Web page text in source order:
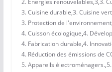
3. Cuisine durable,3. Cuisine
3. Protection de l'environnement,
4. Cuisson écologique,4.
4. Fabrication durable,4.
4. Réduction des émissions de
5. Appareils électroménagers.,